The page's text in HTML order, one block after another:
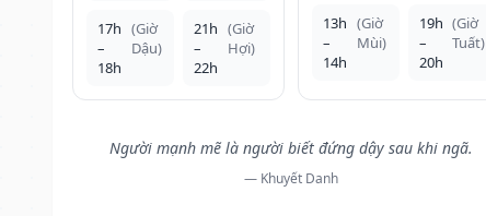
17h
–
18h
(Giờ
Dậu)
21h
–
22h
(Giờ
Hợi)
13h
–
14h
(Giờ
Mùi)
19h
–
20h
(Giờ
Tuất)
Người mạnh mẽ là người biết đứng dậy sau khi ngã.
— Khuyết Danh